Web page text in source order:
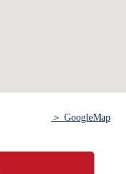
＞ GoogleMap